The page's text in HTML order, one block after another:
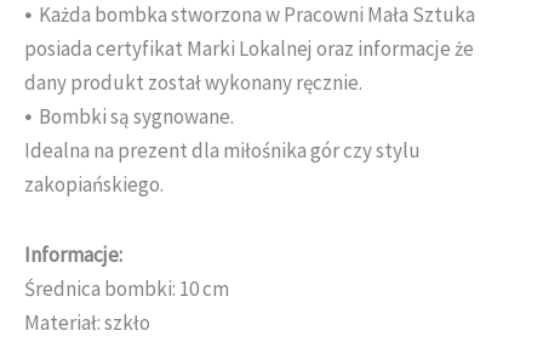
• Każda bombka stworzona w Pracowni Mała Sztuka
posiada certyfikat Marki Lokalnej oraz informacje że
dany produkt został wykonany ręcznie.
• Bombki są sygnowane.
Idealna na prezent dla miłośnika gór czy stylu
zakopiańskiego.
Informacje:
Średnica bombki: 10 cm
Materiał: szkło